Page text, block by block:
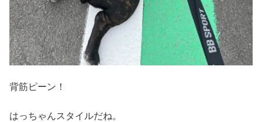
背筋ピーン！
はっちゃんスタイルだね。